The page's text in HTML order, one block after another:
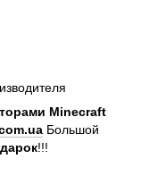
Minecraft
Большой
!!!